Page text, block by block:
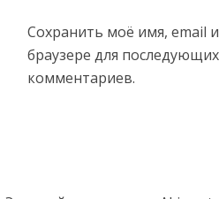
Сохранить моё имя, email
браузере для
комментариев.